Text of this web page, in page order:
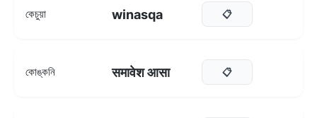
কেচুয়া winasqa 📋
কোঙ্কনি समावेश आसा 📋